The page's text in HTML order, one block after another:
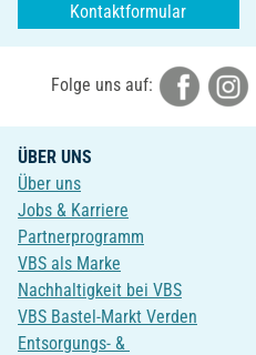
Kontaktformular
Folge uns auf:
ÜBER UNS
Über uns
Jobs & Karriere
Partnerprogramm
VBS als Marke
Nachhaltigkeit bei VBS
VBS Bastel-Markt Verden
Entsorgungs- &